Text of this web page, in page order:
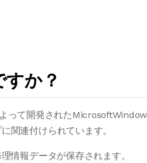
か？
って開発された
関連付けられています。
情報データが保存されます。